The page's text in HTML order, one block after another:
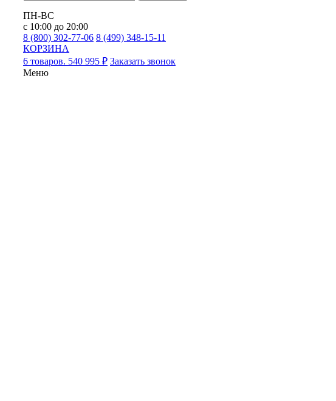
ПН-ВС
с 10:00 до 20:00
8 (800) 302-77-06 8 (499) 348-15-11
КОРЗИНА
6 товаров. 540 995 ₽ Заказать звонок
Меню